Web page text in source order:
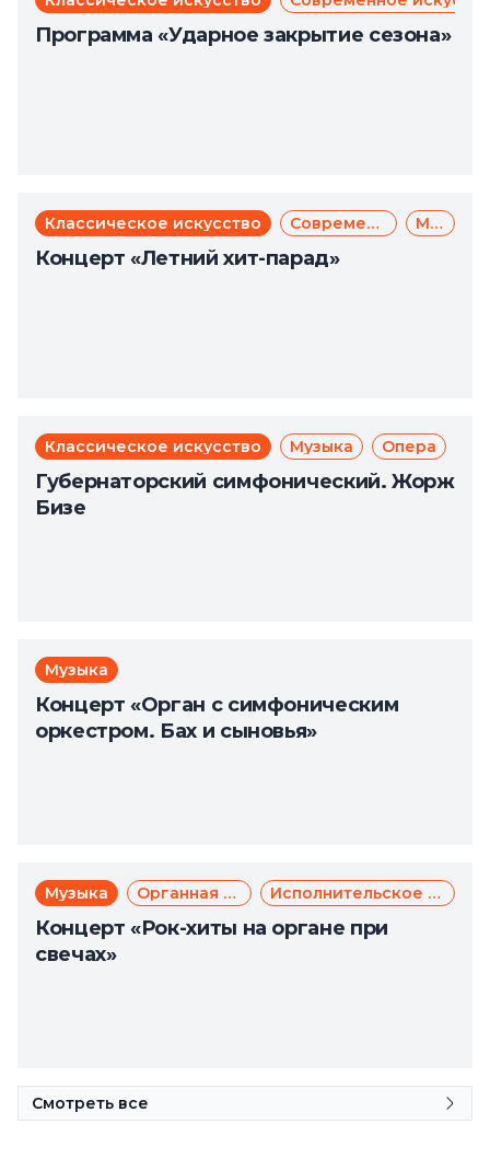
Программа «Ударное закрытие сезона»
Классическое искусство Современное искусство Музыка
Концерт «Летний хит-парад»
Классическое искусство Музыка Опера
Губернаторский симфонический. Жорж
Бизе
Музыка
Концерт «Орган с симфоническим
оркестром. Бах и сыновья»
Музыка Органная музыка Исполнительское искусство
Концерт «Рок-хиты на органе при
свечах»
Смотреть все